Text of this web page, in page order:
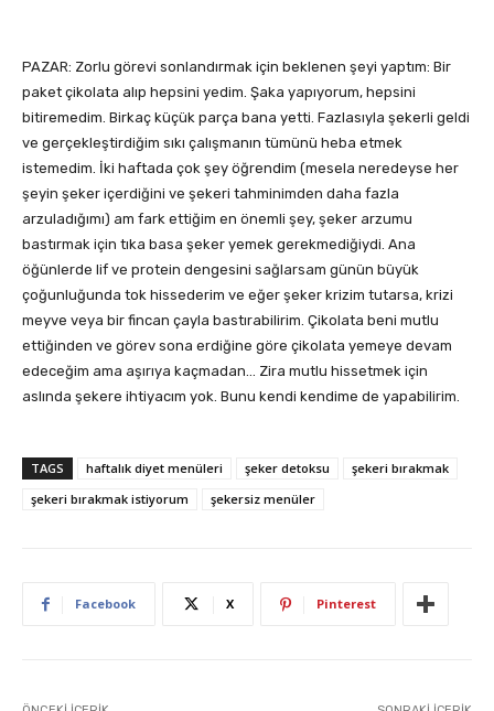
PAZAR: Zorlu görevi sonlandırmak için beklenen şeyi yaptım: Bir
paket çikolata alıp hepsini yedim. Şaka yapıyorum, hepsini
bitiremedim. Birkaç küçük parça bana yetti. Fazlasıyla şekerli geldi
ve gerçekleştirdiğim sıkı çalışmanın tümünü heba etmek
istemedim. İki haftada çok şey öğrendim (mesela neredeyse her
şeyin şeker içerdiğini ve şekeri tahminimden daha fazla
arzuladığımı) am fark ettiğim en önemli şey, şeker arzumu
bastırmak için tıka basa şeker yemek gerekmediğiydi. Ana
öğünlerde lif ve protein dengesini sağlarsam günün büyük
çoğunluğunda tok hissederim ve eğer şeker krizim tutarsa, krizi
meyve veya bir fincan çayla bastırabilirim. Çikolata beni mutlu
ettiğinden ve görev sona erdiğine göre çikolata yemeye devam
edeceğim ama aşırıya kaçmadan… Zira mutlu hissetmek için
aslında şekere ihtiyacım yok. Bunu kendi kendime de yapabilirim.
TAGS haftalık diyet menüleri şeker detoksu
şekeri bırakmak
şekeri bırakmak istiyorum
şekersiz menüler
Facebook X Pinterest